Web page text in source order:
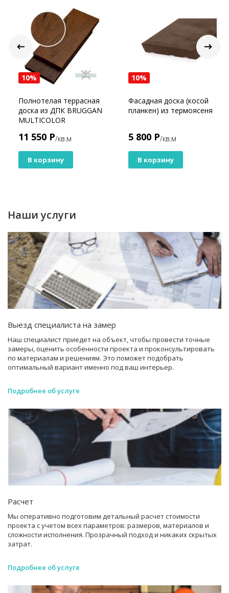
10%
Полнотелая террасная
доска из ДПК BRUGGAN
MULTICOLOR
CEDAR 120 мм
11 550 Р/кв.м
В корзину
10%
Фасадная доска (косой
планкен) из термоясеня
5 800 Р/кв.м
В корзину
Наши услуги
Выезд специалиста на замер
Наш специалист приедет на объект, чтобы провести точные
замеры, оценить особенности проекта и проконсультировать
по материалам и решениям. Это поможет подобрать
оптимальный вариант именно под ваш интерьер.
Подробнее об услуге
Расчет
Мы оперативно подготовим детальный расчет стоимости
проекта с учетом всех параметров: размеров, материалов и
сложности исполнения. Прозрачный подход и никаких скрытых
затрат.
Подробнее об услуге